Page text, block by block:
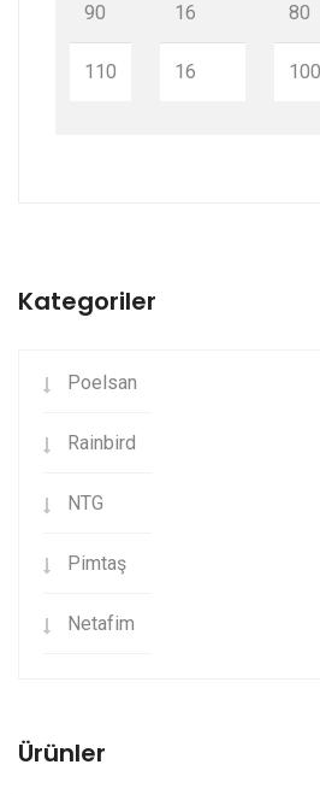
90
110
16
16
80
100
Kategoriler
Poelsan
Rainbird
NTG
Pimtaş
Netafim
Ürünler